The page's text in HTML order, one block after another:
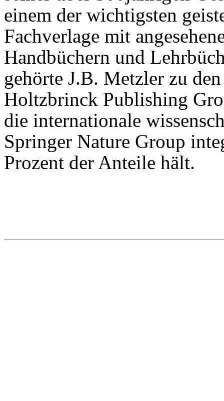
einem der wichtigsten
Fachverlage mit
Handbüchern und
gehörte J.B. Metzler zu
Holtzbrinck Publishing
die internationale
Springer Nature Group
Prozent der Anteile hält.